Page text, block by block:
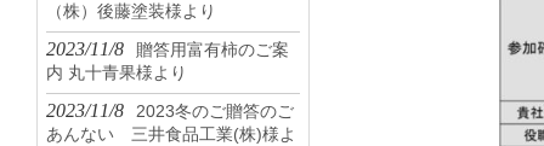
（株）後藤塗装様より
2023/11/8
贈答用富有柿のご案
内 丸十青果様より
2023/11/8
2023冬のご贈答のご
あんない 三井食品工業(株)様よ